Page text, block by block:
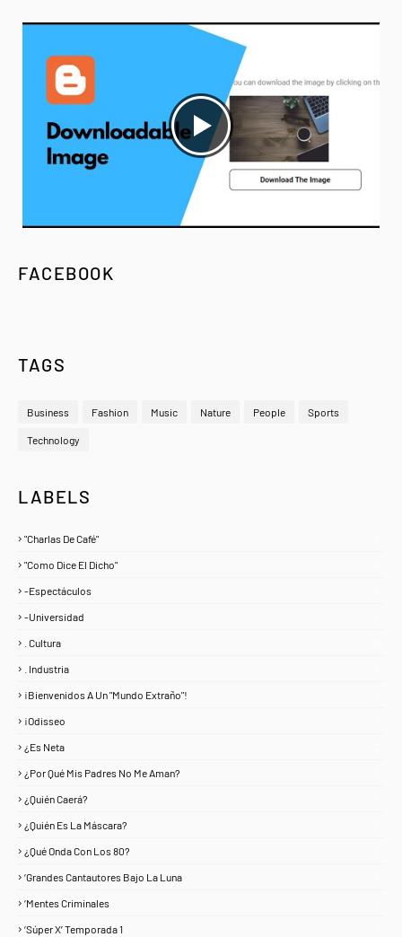
FACEBOOK
TAGS
Business Fashion Music Nature People Sports
Technology
LABELS
"Charlas De Café"
"Como Dice El Dicho"
-Espectáculos
-Universidad
. Cultura
. Industria
¡Bienvenidos A Un "Mundo Extraño"!
¡Odisseo
¿Es Neta
¿Por Qué Mis Padres No Me Aman?
¿Quién Caerá?
¿Quién Es La Máscara?
¿Qué Onda Con Los 80?
‘Grandes Cantautores Bajo La Luna
‘Mentes Criminales
‘Súper X’ Temporada 1